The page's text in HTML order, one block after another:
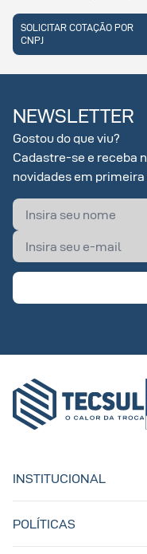
SOLICITAR COTAÇÃO POR
CNPJ
NEWSLETTER
Gostou do que viu?
Cadastre-se e receba
novidades em primeira
INSTITUCIONAL
POLÍTICAS